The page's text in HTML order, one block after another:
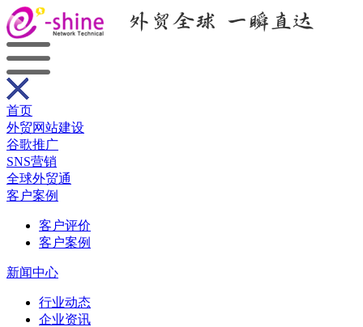
首页
外贸网站建设
谷歌推广
SNS营销
全球外贸通
客户案例
客户评价
客户案例
新闻中心
行业动态
企业资讯